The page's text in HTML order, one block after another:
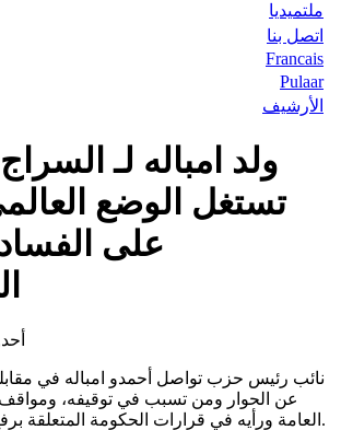
ملتميديا
اتصل بنا
Francais
Pulaar
الأرشيف
ولد امباله لـ
تستغل الوضع
على
أحد, 2026/05/10 -
نائب رئيس حزب تواصل أحمدو امباله في
عن الحوار ومن تسبب في توقيفه،
العامة ورأيه في قرارات الحكومة المتعلقة برفع أسعار المحروقات.